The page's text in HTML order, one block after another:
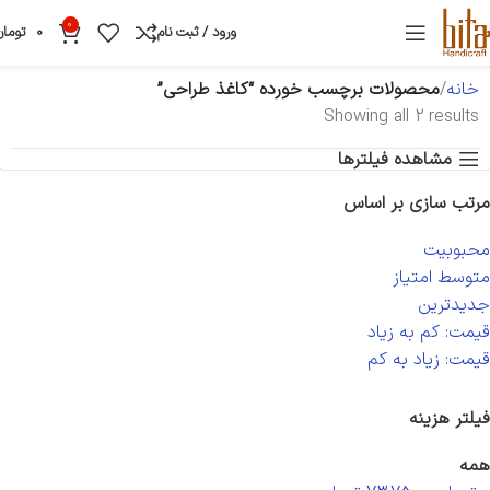
ورود / ثبت نام 0
0
خانه محصولات برچسب خورده “کاغذ طراحی”
Showing all 2 results
مشاهده فیلترها
مرتب سازی بر اساس
محبوبیت
متوسط امتیاز
جدیدترین
قیمت: کم به زیاد
قیمت: زیاد به کم
فیلتر هزینه
همه